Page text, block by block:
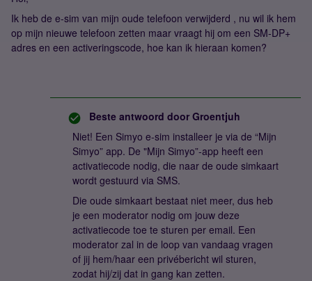
Ik heb de e-sim van mijn oude telefoon verwijderd , nu wil ik hem
op mijn nieuwe telefoon zetten maar vraagt hij om een SM-DP+
adres en een activeringscode, hoe kan ik hieraan komen?
Beste antwoord door Groentjuh
Niet! Een Simyo e-sim installeer je via de “Mijn
Simyo” app. De "Mijn Simyo”-app heeft een
activatiecode nodig, die naar de oude simkaart
wordt gestuurd via SMS.
Die oude simkaart bestaat niet meer, dus heb
je een moderator nodig om jouw deze
activatiecode toe te sturen per email. Een
moderator zal in de loop van vandaag vragen
of jij hem/haar een privébericht wil sturen,
zodat hij/zij dat in gang kan zetten.